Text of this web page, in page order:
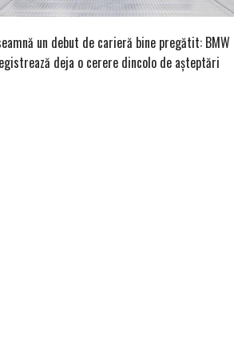
un debut de carieră bine pregătit: BMW
deja o cerere dincolo de așteptări